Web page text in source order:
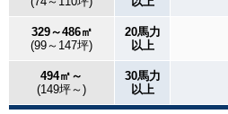
329～486㎡
(99～147坪)
20馬力
以上
494㎡～
(149坪～)
30馬力
以上